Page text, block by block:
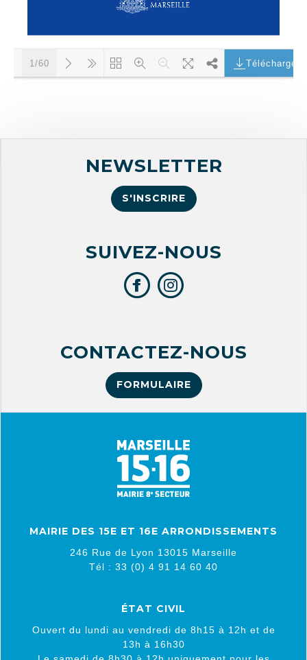
1/60 Télécharger
NEWSLETTER
S'INSCRIRE
SUIVEZ-NOUS
CONTACTEZ-NOUS
FORMULAIRE
MAIRIE DES 15E ET 16E ARRONDISSEMENTS
246 Rue de Lyon 13015 Marseille
Tél : 33 (0) 4 91 14 60 40
ÉTAT CIVIL
Ouvert du lundi au vendredi de 8h15 à 12h et de
13h à 16h30